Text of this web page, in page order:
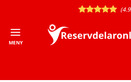
MENY